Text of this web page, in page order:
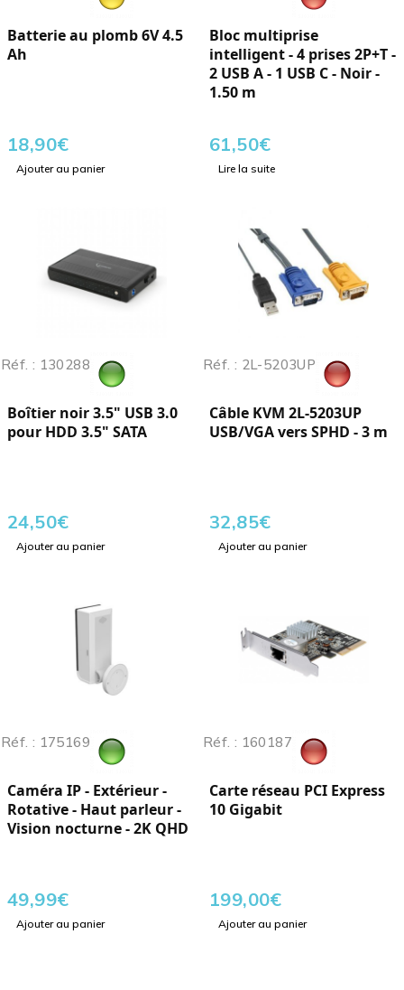
Batterie au plomb 6V 4.5
Ah
18,90€
Ajouter au panier
Bloc multiprise
intelligent - 4 prises 2P+T -
2 USB A - 1 USB C - Noir -
1.50 m
61,50€
Lire la suite
Réf. : 130288
Boîtier noir 3.5" USB 3.0
pour HDD 3.5" SATA
24,50€
Ajouter au panier
Réf. : 2L-5203UP
Câble KVM 2L-5203UP
USB/VGA vers SPHD - 3 m
32,85€
Ajouter au panier
Réf. : 175169
Caméra IP - Extérieur -
Rotative - Haut parleur -
Vision nocturne - 2K QHD
49,99€
Ajouter au panier
Réf. : 160187
Carte réseau PCI Express
10 Gigabit
199,00€
Ajouter au panier